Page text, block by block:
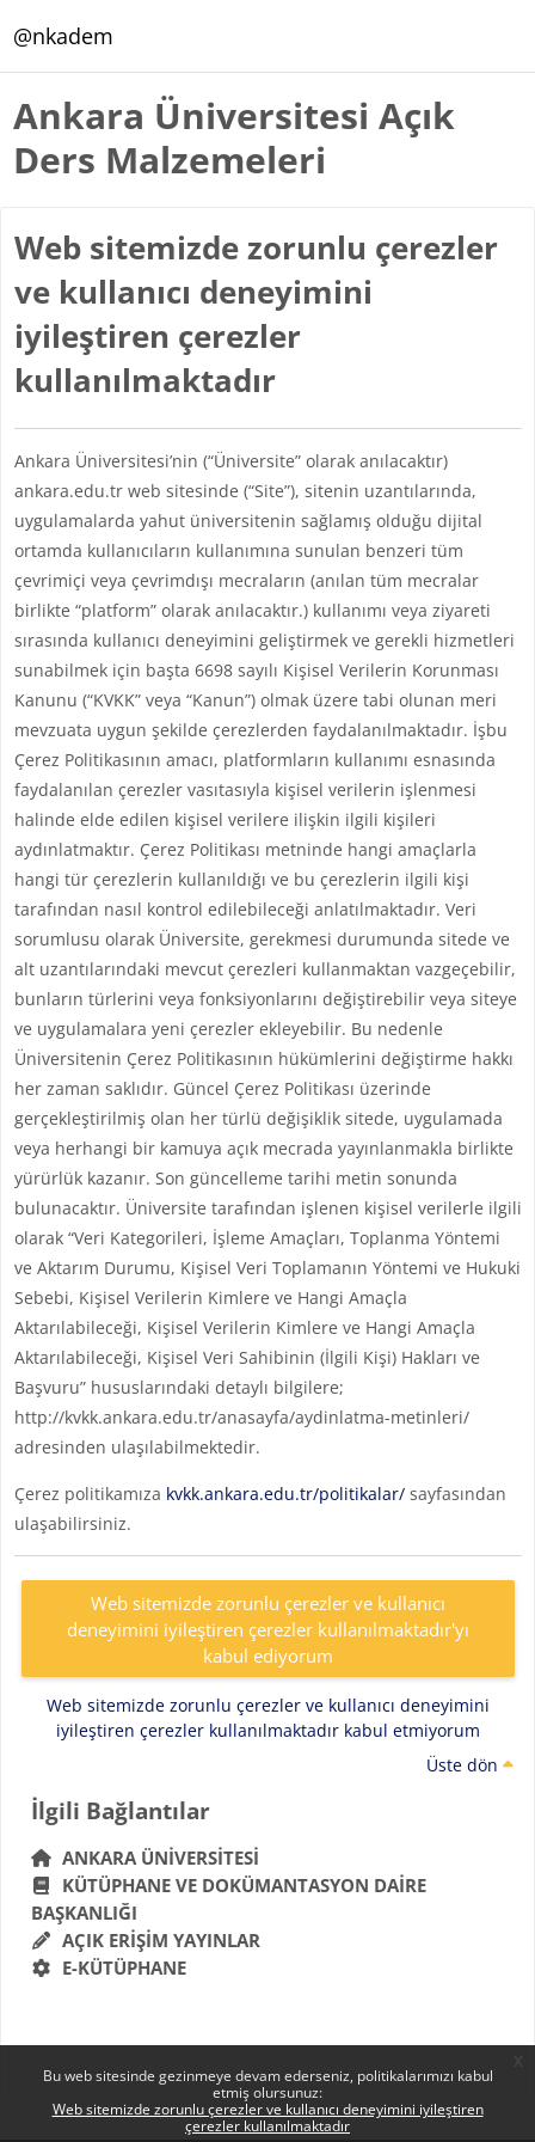
Bu web sitesinde gezinmeye devam ederseniz, politikalarımızı kabul
etmiş olursunuz:
Web sitemizde zorunlu çerezler ve kullanıcı deneyimini iyileştiren
çerezler kullanılmaktadır
@nkadem
Ankara Üniversitesi Açık
Ders Malzemeleri
Web sitemizde zorunlu çerezler
ve kullanıcı deneyimini
iyileştiren çerezler
kullanılmaktadır
Ankara Üniversitesi’nin (“Üniversite” olarak anılacaktır)
ankara.edu.tr web sitesinde (“Site”), sitenin uzantılarında,
uygulamalarda yahut üniversitenin sağlamış olduğu dijital
ortamda kullanıcıların kullanımına sunulan benzeri tüm
çevrimiçi veya çevrimdışı mecraların (anılan tüm mecralar
birlikte “platform” olarak anılacaktır.) kullanımı veya ziyareti
sırasında kullanıcı deneyimini geliştirmek ve gerekli hizmetleri
sunabilmek için başta 6698 sayılı Kişisel Verilerin Korunması
Kanunu (“KVKK” veya “Kanun”) olmak üzere tabi olunan meri
mevzuata uygun şekilde çerezlerden faydalanılmaktadır. İşbu
Çerez Politikasının amacı, platformların kullanımı esnasında
faydalanılan çerezler vasıtasıyla kişisel verilerin işlenmesi
halinde elde edilen kişisel verilere ilişkin ilgili kişileri
aydınlatmaktır. Çerez Politikası metninde hangi amaçlarla
hangi tür çerezlerin kullanıldığı ve bu çerezlerin ilgili kişi
tarafından nasıl kontrol edilebileceği anlatılmaktadır. Veri
sorumlusu olarak Üniversite, gerekmesi durumunda sitede ve
alt uzantılarındaki mevcut çerezleri kullanmaktan vazgeçebilir,
bunların türlerini veya fonksiyonlarını değiştirebilir veya siteye
ve uygulamalara yeni çerezler ekleyebilir. Bu nedenle
Üniversitenin Çerez Politikasının hükümlerini değiştirme hakkı
her zaman saklıdır. Güncel Çerez Politikası üzerinde
gerçekleştirilmiş olan her türlü değişiklik sitede, uygulamada
veya herhangi bir kamuya açık mecrada yayınlanmakla birlikte
yürürlük kazanır. Son güncelleme tarihi metin sonunda
bulunacaktır. Üniversite tarafından işlenen kişisel verilerle ilgili
olarak “Veri Kategorileri, İşleme Amaçları, Toplanma Yöntemi
ve Aktarım Durumu, Kişisel Veri Toplamanın Yöntemi ve Hukuki
Sebebi, Kişisel Verilerin Kimlere ve Hangi Amaçla
Aktarılabileceği, Kişisel Verilerin Kimlere ve Hangi Amaçla
Aktarılabileceği, Kişisel Veri Sahibinin (İlgili Kişi) Hakları ve
Başvuru” hususlarındaki detaylı bilgilere;
http://kvkk.ankara.edu.tr/anasayfa/aydinlatma-metinleri/
adresinden ulaşılabilmektedir.
Çerez politikamıza kvkk.ankara.edu.tr/politikalar/sayfasından
ulaşabilirsiniz.
Web sitemizde zorunlu çerezler ve kullanıcı
deneyimini iyileştiren çerezler kullanılmaktadır'yı
kabul ediyorum
Web sitemizde zorunlu çerezler ve kullanıcı deneyimini
iyileştiren çerezler kullanılmaktadır kabul etmiyorum
Üste dön
Bloklar
İlgili Bağlantılar 'yı atla
İlgili Bağlantılar
ANKARA ÜNIVERSITESI
KÜTÜPHANE VE DOKÜMANTASYON DAIRE
BAŞKANLIĞI
AÇIK ERIŞIM YAYINLAR
E-KÜTÜPHANE